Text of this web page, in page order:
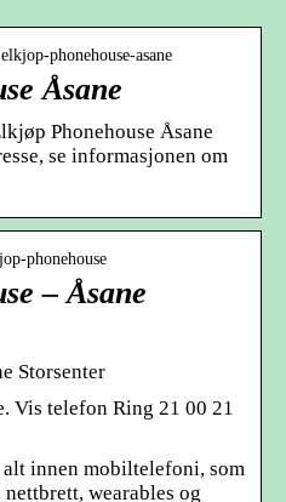
phonehouse-asane
Åsane
Phonehouse Åsane
se informasjonen om
phonehouse
– Åsane
Storsenter
Vis telefon Ring 21 00 21
innen mobiltelefoni, som
wearables og